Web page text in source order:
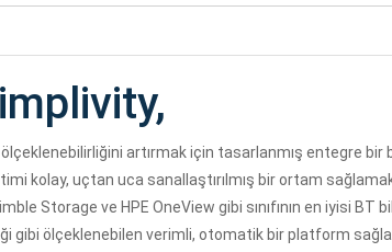
artırmak için tasarlanmış entegre bir
kolay, uçtan uca sanallaştırılmış bir ortam
Storage ve HPE OneView gibi sınıfının en iyisi BT
gibi ölçeklenebilen verimli, otomatik bir platform